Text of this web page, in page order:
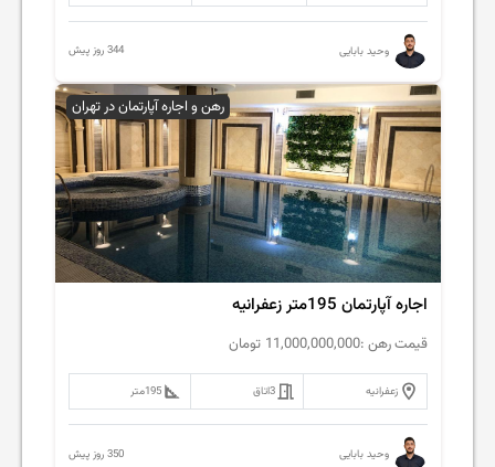
وحید بابایی 344 روز پیش
رهن و اجاره آپارتمان در تهران
اجاره آپارتمان 195متر زعفرانیه
قیمت رهن :11,000,000,000 تومان
زعفرانیه 3اتاق 195متر
وحید بابایی 350 روز پیش